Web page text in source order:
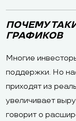
ПОЧЕМУ
ГРАФИКОВ
Многие
поддержки. Но
приходят из
увеличивает
говорит о